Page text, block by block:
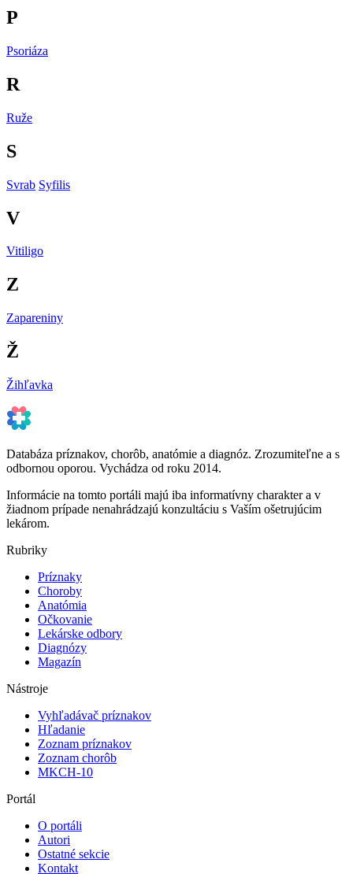
P
Psoriáza
R
Ruže
S
Svrab Syfilis
V
Vitiligo
Z
Zapareniny
Ž
Žihľavka
Databáza príznakov, chorôb, anatómie a diagnóz. Zrozumiteľne a s
odbornou oporou. Vychádza od roku 2014.
Informácie na tomto portáli majú iba informatívny charakter a v
žiadnom prípade nenahrádzajú konzultáciu s Vaším ošetrujúcim
lekárom.
Rubriky
Príznaky
Choroby
Anatómia
Očkovanie
Lekárske odbory
Diagnózy
Magazín
Nástroje
Vyhľadávač príznakov
Hľadanie
Zoznam príznakov
Zoznam chorôb
MKCH-10
Portál
O portáli
Autori
Ostatné sekcie
Kontakt